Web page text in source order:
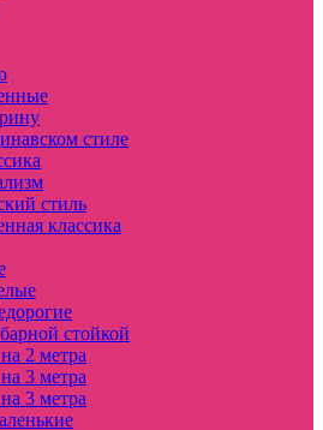
стиле
стиль
классика
стойкой
2 метра
3 метра
3 метра